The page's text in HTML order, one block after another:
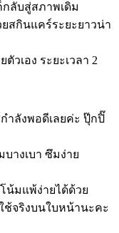
กลับสู่สภาพเดิม
สกินแคร์ระยะยาวน่า
วเอง ระยะเวลา 2
ำลังพอดีเลยค่ะ ปุ๊กปิ๊
างเบา ซึมง่าย
น้มแพ้ง่ายได้ด้วย
จริงบนใบหน้านะคะ